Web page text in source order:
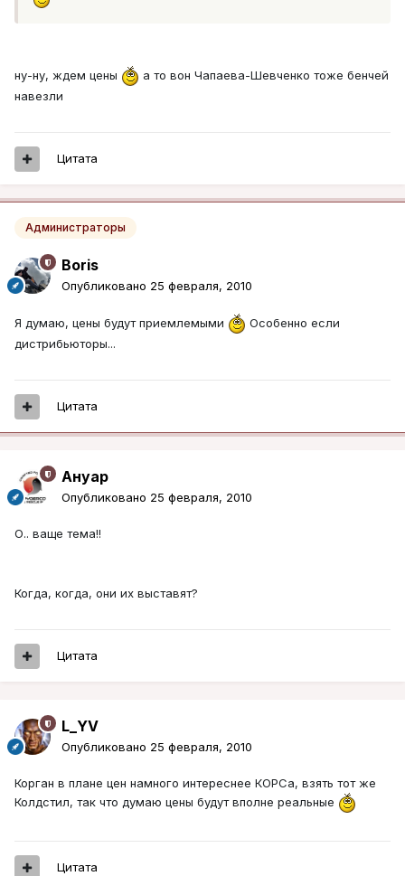
ну-ну, ждем цены
а то вон Чапаева-Шевченко тоже бенчей
навезли
Цитата
Администраторы
Boris
Опубликовано 25 февраля, 2010
Я думаю, цены будут приемлемыми
Особенно если
дистрибьюторы...
Цитата
Ануар
Опубликовано 25 февраля, 2010
О.. ваще тема!!
Когда, когда, они их выставят?
Цитата
L_YV
Опубликовано 25 февраля, 2010
Корган в плане цен намного интереснее КОРСа, взять тот же
Колдстил, так что думаю цены будут вполне реальные
Цитата